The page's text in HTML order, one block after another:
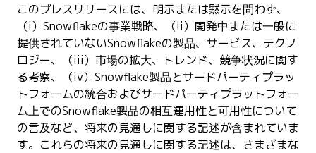
このプレスリリースには、明示または黙示を問わず、
（i）Snowflakeの事業戦略、（ii）開発中または一般に
提供されていないSnowflakeの製品、サービス、テクノ
ロジー、（iii）市場の拡大、トレンド、競争状況に関す
る考察、（iv）Snowflake製品とサードパーティプラッ
トフォームの統合およびサードパーティプラットフォー
ム上でのSnowflake製品の相互運用性と可用性について
の言及など、将来の見通しに関する記述が含まれていま
す。これらの将来の見通しに関する記述は、さまざまな